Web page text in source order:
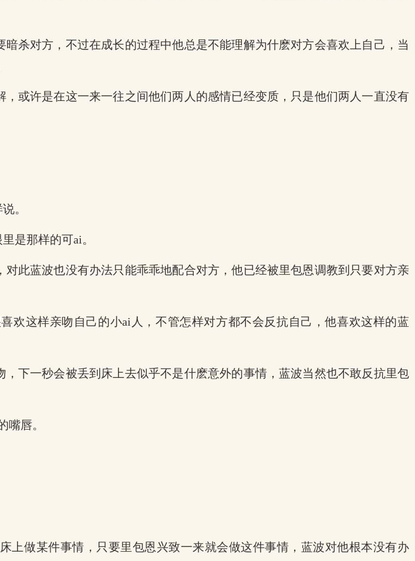
杀对方，不过在成长的过程中他总是不能理解为什麽对方会喜欢上自己，当
或许是在这一来一往之间他们两人的感情已经变质，只是他们两人一直没有
。
是那样的可ai。
此蓝波也没有办法只能乖乖地配合对方，他已经被里包恩调教到只要对方亲
欢这样亲吻自己的小ai人，不管怎样对方都不会反抗自己，他喜欢这样的蓝
下一秒会被丢到床上去似乎不是什麽意外的事情，蓝波当然也不敢反抗里包
嘴唇。
上做某件事情，只要里包恩兴致一来就会做这件事情，蓝波对他根本没有办